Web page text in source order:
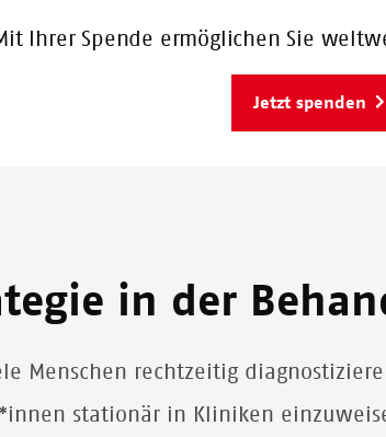
Ihrer Spende ermöglichen Sie
Jetzt spenden
in der
Menschen rechtzeitig
stationär in Kliniken